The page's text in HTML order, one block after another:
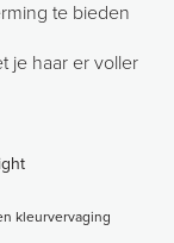
te bieden
je haar er voller
kleurvervaging